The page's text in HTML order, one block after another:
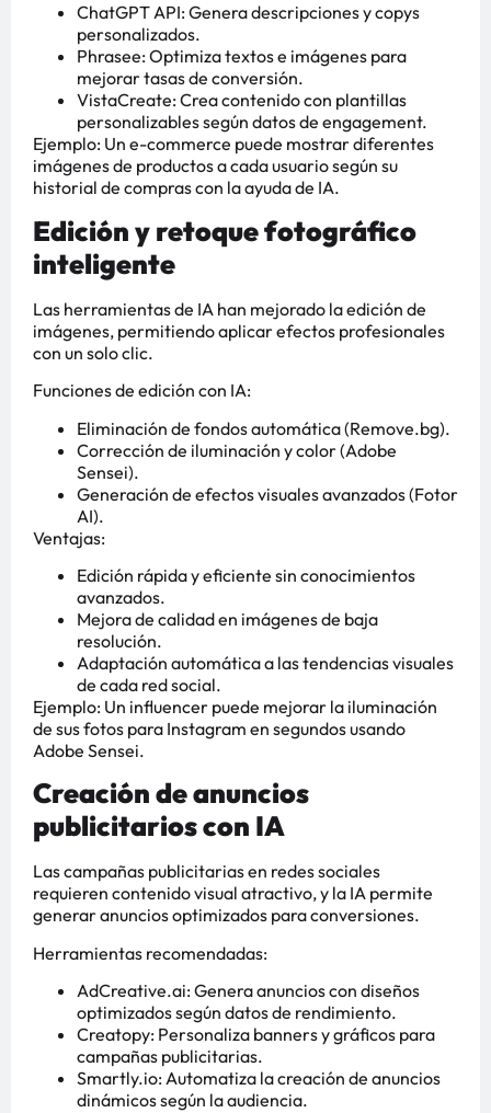
ChatGPT API: Genera descripciones y copys
personalizados.
Phrasee: Optimiza textos e imágenes para
mejorar tasas de conversión.
VistaCreate: Crea contenido con plantillas
personalizables según datos de engagement.
Ejemplo: Un e-commerce puede mostrar diferentes
imágenes de productos a cada usuario según su
historial de compras con la ayuda de IA.
Edición y retoque fotográfico
inteligente
Las herramientas de IA han mejorado la edición de
imágenes, permitiendo aplicar efectos profesionales
con un solo clic.
Funciones de edición con IA:
Eliminación de fondos automática (Remove.bg).
Corrección de iluminación y color (Adobe
Sensei).
Generación de efectos visuales avanzados (Fotor
AI).
Ventajas:
Edición rápida y eficiente sin conocimientos
avanzados.
Mejora de calidad en imágenes de baja
resolución.
Adaptación automática a las tendencias visuales
de cada red social.
Ejemplo: Un influencer puede mejorar la iluminación
de sus fotos para Instagram en segundos usando
Adobe Sensei.
Creación de anuncios
publicitarios con IA
Las campañas publicitarias en redes sociales
requieren contenido visual atractivo, y la IA permite
generar anuncios optimizados para conversiones.
Herramientas recomendadas:
AdCreative.ai: Genera anuncios con diseños
optimizados según datos de rendimiento.
Creatopy: Personaliza banners y gráficos para
campañas publicitarias.
Smartly.io: Automatiza la creación de anuncios
dinámicos según la audiencia.